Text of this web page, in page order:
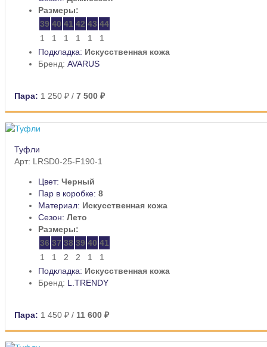
Размеры:
39 40 41 42 43 44
1
1 1 1 1
1
Подкладка: Искусственная кожа
Бренд: AVARUS
Пара: 1 250 ₽ / 7 500 ₽
Туфли
Арт: LRSD0-25-F190-1
Цвет: Черный
Пар в коробке: 8
Материал: Искусственная кожа
Сезон: Лето
Размеры:
36 37 38 39 40 41
1
1 2 2 1
1
Подкладка: Искусственная кожа
Бренд: L.TRENDY
Пара: 1 450 ₽ / 11 600 ₽